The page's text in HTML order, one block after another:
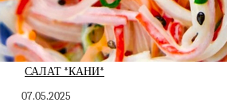
САЛАТ *КАНИ*
07.05.2025